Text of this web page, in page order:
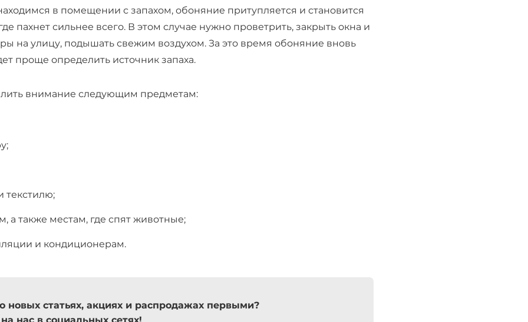
в помещении с запахом, обоняние притупляется и становится
пахнет сильнее всего. В этом случае нужно проветрить, закрыть окна и
на улицу, подышать свежим воздухом. За это время обоняние вновь
проще определить источник запаха.
внимание следующим предметам:
текстилю;
а также местам, где спят животные;
и кондиционерам.
новых статьях, акциях и распродажах первыми?